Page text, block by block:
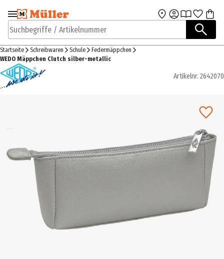
Zur Navigation
springen
Zum Hauptinhalt
Suchbegriffe / Artikelnummer
Startseite Schreibwaren Schule
Federmäppchen
WEDO Mäppchen Clutch silber-metallic
Artikelnr. 2642070